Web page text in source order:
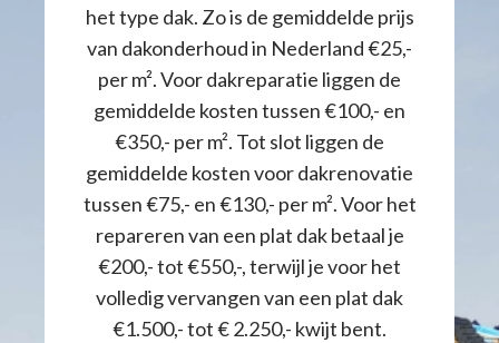
het type dak. Zo is de gemiddelde prijs
van dakonderhoud in Nederland €25,-
per m². Voor dakreparatie liggen de
gemiddelde kosten tussen €100,- en
€350,- per m². Tot slot liggen de
gemiddelde kosten voor dakrenovatie
tussen €75,- en €130,- per m². Voor het
repareren van een plat dak betaal je
€200,- tot €550,-, terwijl je voor het
volledig vervangen van een plat dak
€1.500,- tot € 2.250,- kwijt bent.